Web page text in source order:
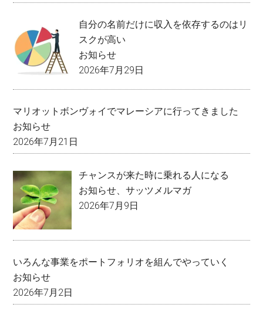
自分の名前だけに収入を依存するのはリ
スクが高い
お知らせ
2026年7月29日
マリオットボンヴォイでマレーシアに行ってきました
お知らせ
2026年7月21日
チャンスが来た時に乗れる人になる
お知らせ 、サッツメルマガ
2026年7月9日
いろんな事業をポートフォリオを組んでやっていく
お知らせ
2026年7月2日